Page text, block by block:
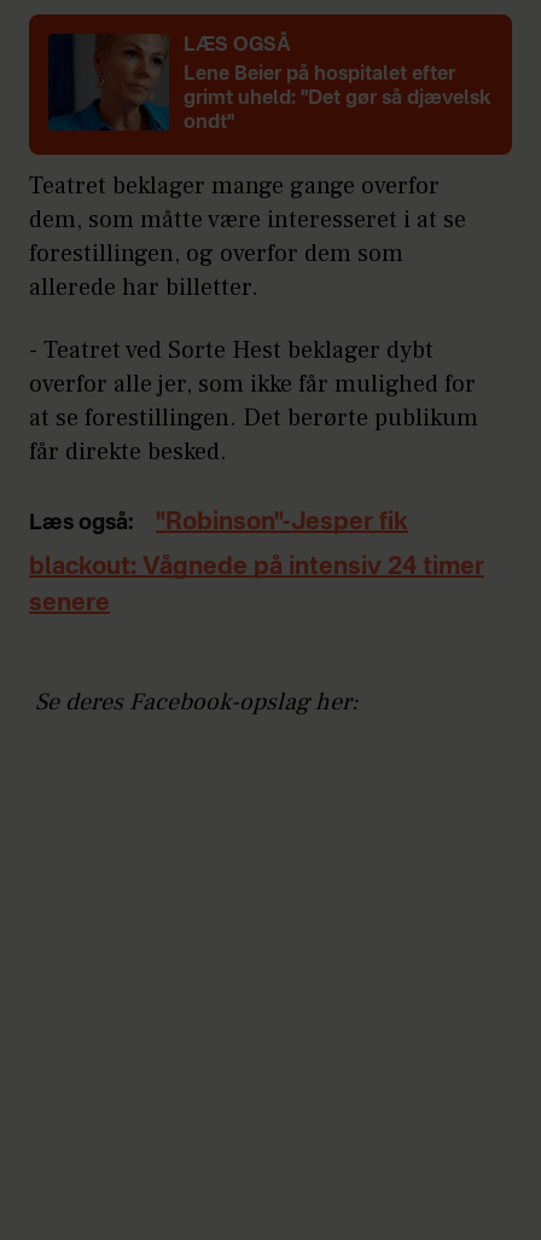
LÆS OGSÅ
Lene Beier på hospitalet efter
grimt uheld: "Det gør så djævelsk
ondt"
Teatret beklager mange gange overfor
dem, som måtte være interesseret i at se
forestillingen, og overfor dem som
allerede har billetter.
- Teatret ved Sorte Hest beklager dybt
overfor alle jer, som ikke får mulighed for
at se forestillingen. Det berørte publikum
får direkte besked.
Læs også:
"Robinson"-Jesper fik
blackout: Vågnede på intensiv 24 timer
senere
Se deres Facebook-opslag her: